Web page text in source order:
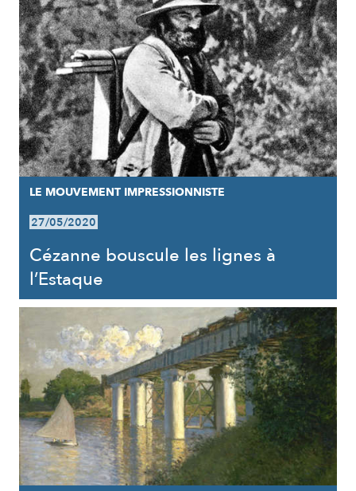
LE MOUVEMENT IMPRESSIONNISTE
27/05/2020
Cézanne bouscule les lignes à
l’Estaque